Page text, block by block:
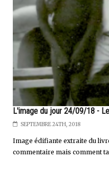
L'image du jour 24/09/18 -
SEPTEMBRE 24TH, 2018
Image édifiante extraite du
commentaire mais comment